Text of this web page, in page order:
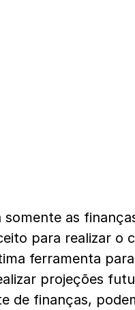
somente as
para realizar o
ferramenta para
projeções
de finanças,